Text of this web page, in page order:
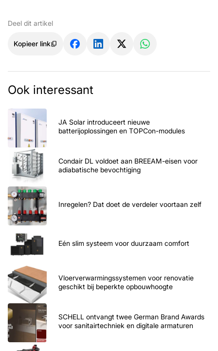
Deel dit artikel
Kopieer link
Ook interessant
JA Solar introduceert nieuwe
batterijoplossingen en TOPCon-modules
Condair DL voldoet aan BREEAM-eisen voor
adiabatische bevochtiging
Inregelen? Dat doet de verdeler voortaan zelf
Eén slim systeem voor duurzaam comfort
Vloerverwarmingssystemen voor renovatie
geschikt bij beperkte opbouwhoogte
SCHELL ontvangt twee German Brand Awards
voor sanitairtechniek en digitale armaturen